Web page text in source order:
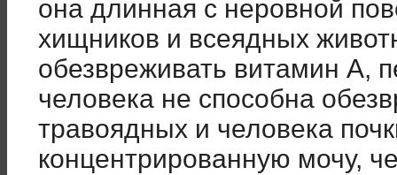
она длинная с неровной
хищников и всеядных
обезвреживать витамин A,
человека не способна
травоядных и человека
концентрированную мочу,